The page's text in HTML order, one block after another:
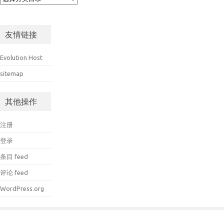
友情链接
Evolution Host
sitemap
其他操作
注册
登录
条目 feed
评论 feed
WordPress.org